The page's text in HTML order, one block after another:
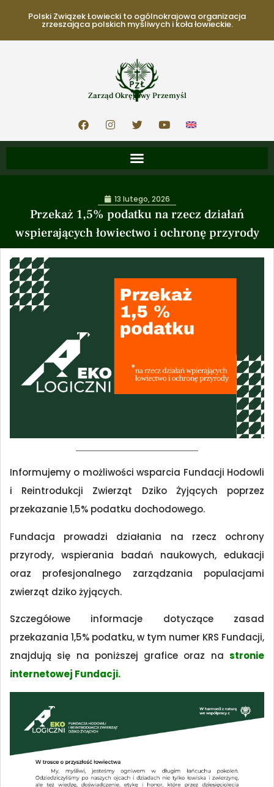
Polski Związek Łowiecki to ogólnokrajowa organizacja
zrzeszająca polskich myśliwych i koła łowieckie.
Zarząd Okręgowy Przemyśl
Przekaż 1,5% podatku na rzecz działań
wspierających łowiectwo i ochronę przyrody
13 lutego, 2026
Informujemy o możliwości wsparcia Fundacji Hodowli
i Reintrodukcji Zwierząt Dziko Żyjących poprzez
przekazanie 1,5% podatku dochodowego.
Fundacja prowadzi działania na rzecz ochrony
przyrody, wspierania badań naukowych, edukacji
oraz profesjonalnego zarządzania populacjami
zwierząt dziko żyjących.
Szczegółowe informacje dotyczące zasad
przekazania 1,5% podatku, w tym numer KRS Fundacji,
znajdują się na poniższej grafice oraz na stronie
internetowej Fundacji.